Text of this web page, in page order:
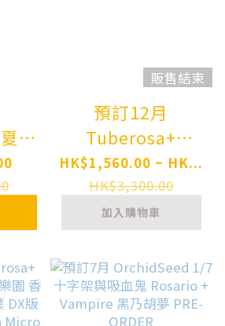
音
販售結束
預訂12月
Tuberosa+
OrchidSeed 貓娘
樂園 巧克力 迷你
比基尼女僕 DX版
Nekopara
Chocola Micro
Bikini Maid -DX
Edition- - 1/5.5
HK$1,560.00 ~ HK...
HK$3,300.00
加入購物車